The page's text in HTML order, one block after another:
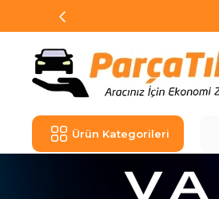
Ürün Kategorileri